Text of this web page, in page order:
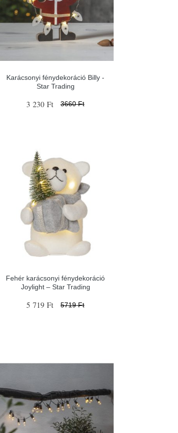
Karácsonyi fénydekoráció Billy -
Star Trading
3 230 Ft 3660 Ft
Fehér karácsonyi fénydekoráció
Joylight – Star Trading
5 719 Ft 5719 Ft